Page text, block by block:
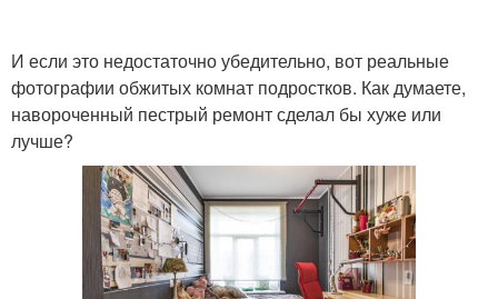
И если это недостаточно убедительно, вот реальные
фотографии обжитых комнат подростков. Как думаете,
навороченный пестрый ремонт сделал бы хуже или
лучше?